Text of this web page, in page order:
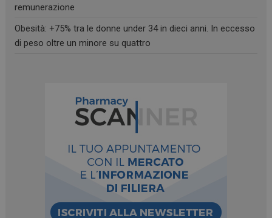
remunerazione
Obesità: +75% tra le donne under 34 in dieci anni. In eccesso
di peso oltre un minore su quattro